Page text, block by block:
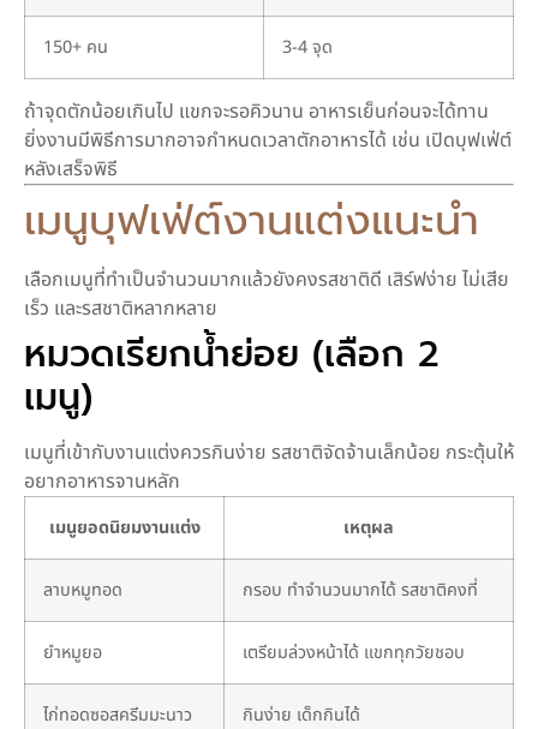
150+ คน 3-4 จุด
ถ้าจุดตักน้อยเกินไป แขกจะรอคิวนาน อาหารเย็นก่อนจะได้ทาน
ยิ่งงานมีพิธีการมากอาจกำหนดเวลาตักอาหารได้ เช่น เปิดบุฟเฟ่ต์
หลังเสร็จพิธี
เมนูบุฟเฟ่ต์งานแต่งแนะนำ
เลือกเมนูที่ทำเป็นจำนวนมากแล้วยังคงรสชาติดี เสิร์ฟง่าย ไม่เสีย
เร็ว และรสชาติหลากหลาย
หมวดเรียกน้ำย่อย (เลือก 2
เมนู)
เมนูที่เข้ากับงานแต่งควรกินง่าย รสชาติจัดจ้านเล็กน้อย กระตุ้นให้
อยากอาหารจานหลัก
เมนูยอดนิยมงานแต่ง เหตุผล
ลาบหมูทอด กรอบ ทำจำนวนมากได้ รสชาติคงที่
ยำหมูยอ เตรียมล่วงหน้าได้ แขกทุกวัยชอบ
ไก่ทอดซอสครีมมะนาว กินง่าย เด็กกินได้